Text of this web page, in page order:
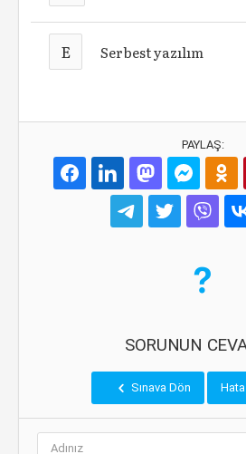
E Serbest yazılım
PAYLAŞ:
SORUNUN
Sınava Dön